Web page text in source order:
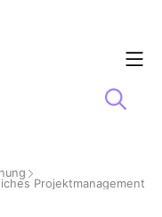
Projektmanagement